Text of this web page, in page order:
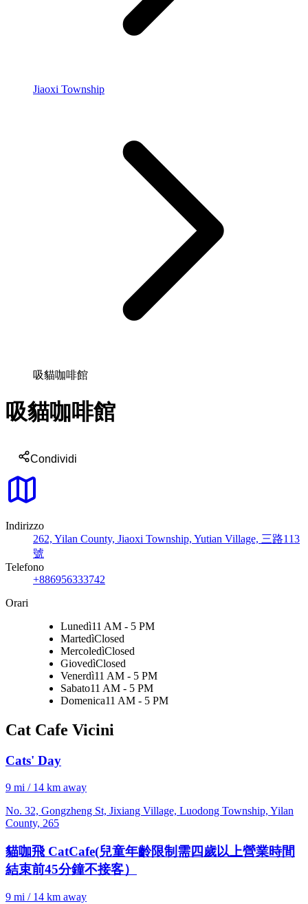
Jiaoxi Township
吸貓咖啡館
吸貓咖啡館
Condividi
Indirizzo
262, Yilan County, Jiaoxi Township, Yutian Village, 三路113
號
Telefono
+886956333742
Orari
Lunedì11 AM - 5 PM
MartedìClosed
MercoledìClosed
GiovedìClosed
Venerdì11 AM - 5 PM
Sabato11 AM - 5 PM
Domenica11 AM - 5 PM
Cat Cafe Vicini
Cats' Day
9 mi / 14 km away
No. 32, Gongzheng St, Jixiang Village, Luodong Township, Yilan
County, 265
貓咖飛 CatCafe(兒童年齡限制需四歲以上營業時間
結束前45分鐘不接客）
9 mi / 14 km away